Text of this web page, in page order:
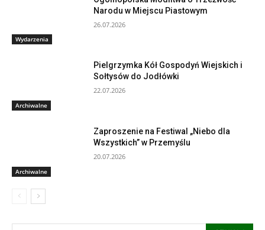
Wydarzenia
Narodu w Miejscu Piastowym
26.07.2026
Archiwalne
Pielgrzymka Kół Gospodyń Wiejskich i
Sołtysów do Jodłówki
22.07.2026
Archiwalne
Zaproszenie na Festiwal „Niebo dla
Wszystkich” w Przemyślu
20.07.2026